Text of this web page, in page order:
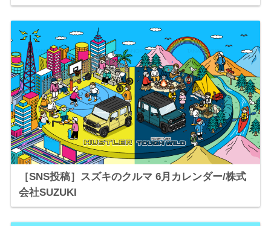
［SNS投稿］スズキのクルマ 6月カレンダー/株式
会社SUZUKI